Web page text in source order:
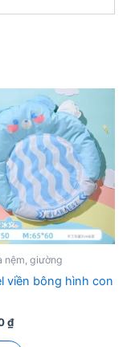
nệm, giường
viền bông hình con
₫